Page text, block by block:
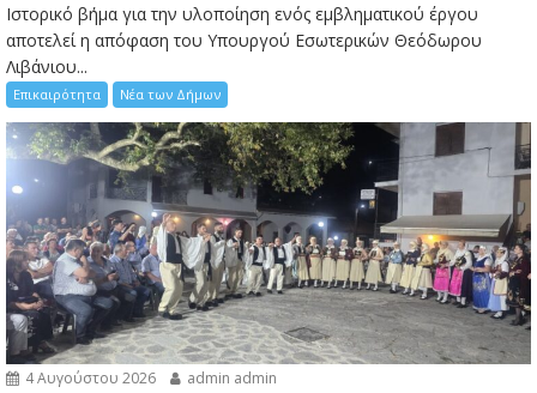
Ιστορικό βήμα για την υλοποίηση ενός εμβληματικού έργου
αποτελεί η απόφαση του Υπουργού Εσωτερικών Θεόδωρου
Λιβάνιου...
Επικαιρότητα Νέα των Δήμων
4 Αυγούστου 2026 admin admin